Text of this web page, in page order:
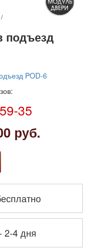
/
подъезд
35
руб.
2-4 дня